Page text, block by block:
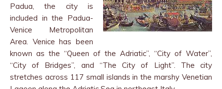
Padua, the city is
included in the Padua-
Venice Metropolitan
Area. Venice has been
known as the “Queen of the Adriatic”, “City of Water”,
“City of Bridges”, and “The City of Light”. The city
stretches across 117 small islands in the marshy Venetian